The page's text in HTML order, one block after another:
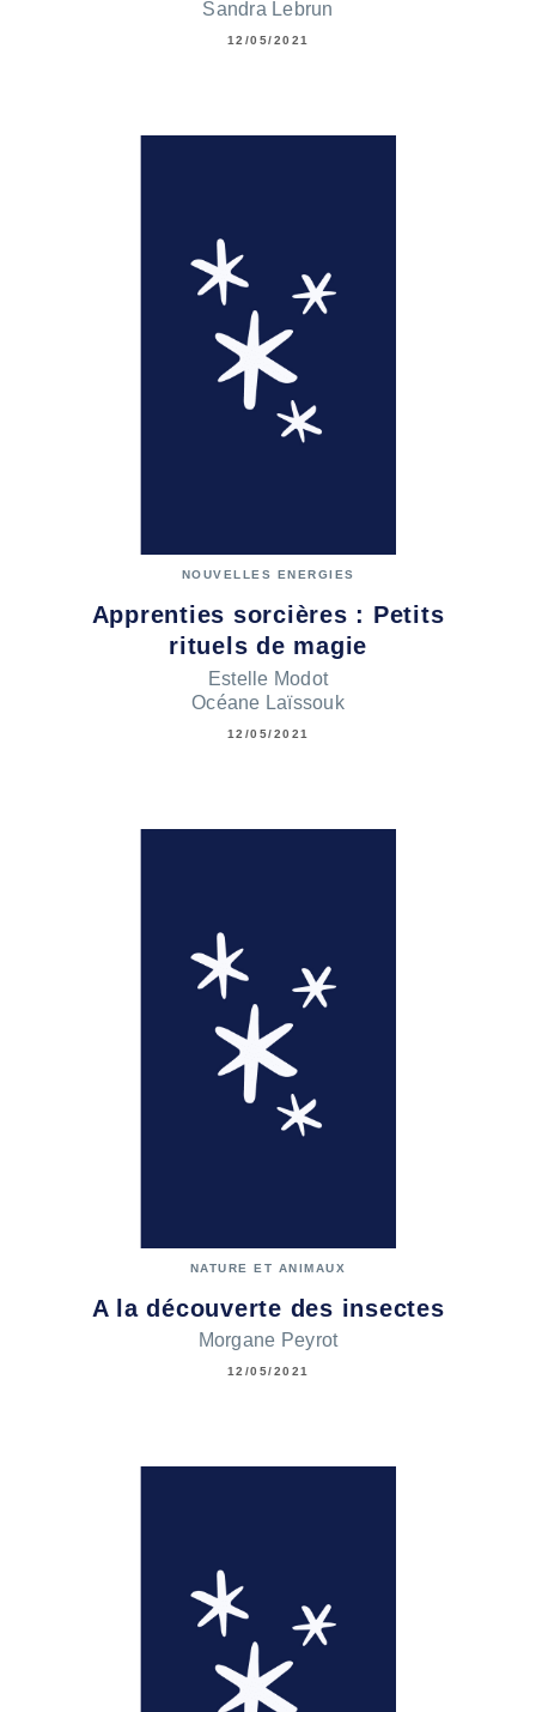
Sandra Lebrun
12/05/2021
NOUVELLES ENERGIES
Apprenties sorcières : Petits
rituels de magie
Estelle Modot
Océane Laïssouk
12/05/2021
NATURE ET ANIMAUX
A la découverte des insectes
Morgane Peyrot
12/05/2021